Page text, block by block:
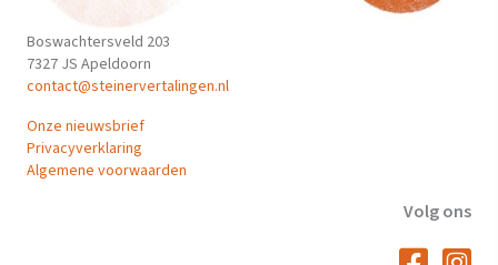
Boswachtersveld 203
7327 JS Apeldoorn
contact@steinervertalingen.nl
Onze nieuwsbrief
Privacyverklaring
Algemene voorwaarden
Volg ons